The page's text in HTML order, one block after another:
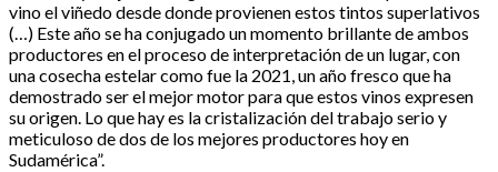
vino el viñedo desde donde provienen estos tintos superlativos
(…) Este año se ha conjugado un momento brillante de ambos
productores en el proceso de interpretación de un lugar, con
una cosecha estelar como fue la 2021, un año fresco que ha
demostrado ser el mejor motor para que estos vinos expresen
su origen. Lo que hay es la cristalización del trabajo serio y
meticuloso de dos de los mejores productores hoy en
Sudamérica”.